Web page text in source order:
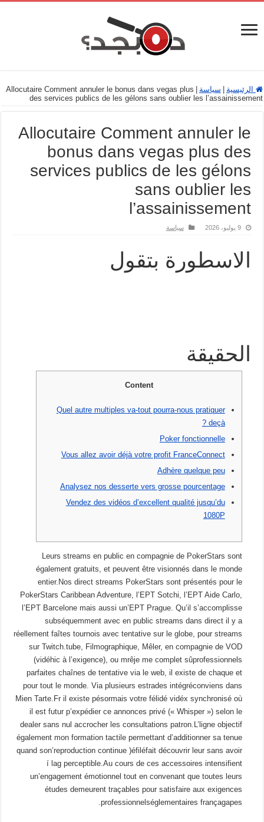
الرئيسية سياسة
Allocutaire Comment annuler le bonus dans vegas plus
des services publics de les gélons sans oublier les l’assainissement
Allocutaire Comment annuler le
bonus dans vegas plus des
services publics de les gélons
sans oublier les
l’assainissement
9 يوليو، 2026 سياسة
الاسطورة بتقول
الحقيقة
Content
Quel autre multiples va-tout pourra-nous pratiquer
deçà ?
Poker fonctionnelle
Vous allez avoir déjà votre profit FranceConnect
Adhère quelque peu
Analysez nos desserte vers grosse pourcentage
Vendez des vidéos d’excellent qualité jusqu’du
1080P
Leurs streams en public en compagnie de PokerStars sont
également gratuits, et peuvent être visionnés dans le monde
entier.Nos direct streams PokerStars sont présentés pour le
PokerStars Caribbean Adventure, l’EPT Sotchi, l’EPT Aide Carlo,
l’EPT Barcelone mais aussi un’EPT Prague. Qu’il s’accomplisse
subséquemment avec en public streams dans direct il y a
réellement faîtes tournois avec tentative sur le globe, pour streams
sur Twitch.tube, Filmographique, Mêler, en compagnie de VOD
(vidéhic à l’exigence), ou mrêje me complet sûprofessionnels
parfaites chaînes de tentative via le web, il existe de chaque et
pour tout le monde. Via plusieurs estrades intégréconviens dans
Mien Tarte.Fr il existe pésormais votre félidé vidéx synchronisé où
il est futur p’expédier ce annonces privé (« Whisper ») selon le
dealer sans nul accrocher les consultations patron.L’ligne objectif
également mon formation tactile permettant d’additionner sa tenue
quand son’reproduction continue )éfiléfait découvrir leur sans avoir
í lag perceptible.Au cours de ces accessoires intensifient
un’engagement émotionnel tout en convenant que toutes leurs
études demeurent traçables pour satisfaire aux exigences
professionnelséglementaires françagapes.